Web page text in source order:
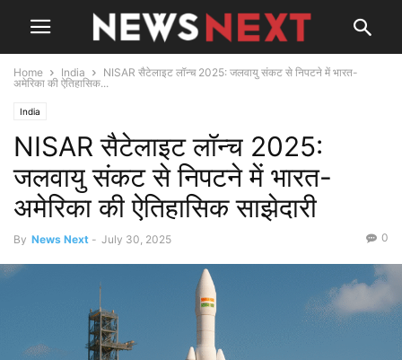
Home India
NISAR सैटेलाइट लॉन्च 2025: जलवायु संकट से निपटने में भारत-
अमेरिका की ऐतिहासिक...
India
NISAR सैटेलाइट लॉन्च 2025:
जलवायु संकट से निपटने में भारत-
अमेरिका की ऐतिहासिक साझेदारी
By News Next - July 30, 2025 0